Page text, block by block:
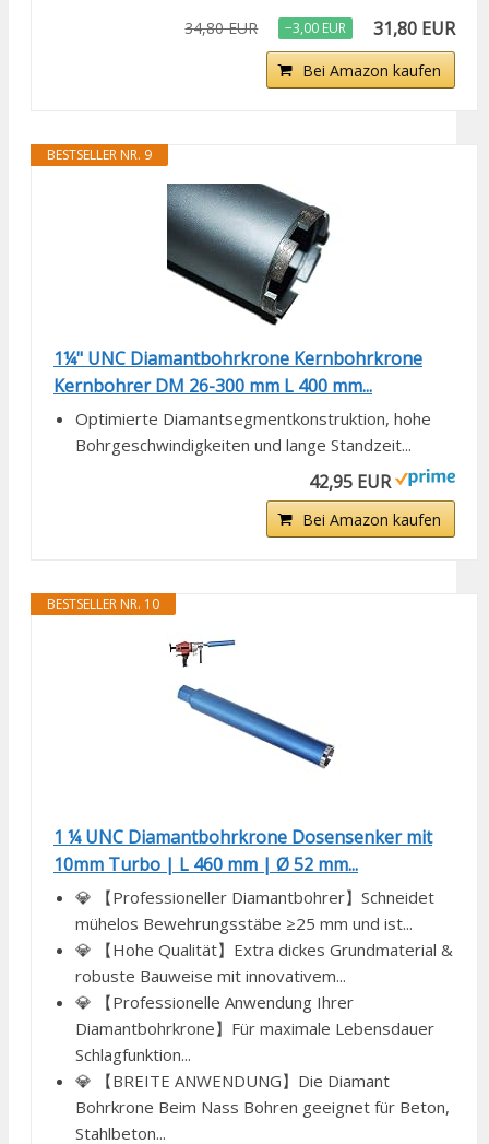
34,80 EUR −3,00 EUR 31,80 EUR
Bei Amazon kaufen
BESTSELLER NR. 9
1¼" UNC Diamantbohrkrone Kernbohrkrone
Kernbohrer DM 26-300 mm L 400 mm...
Optimierte Diamantsegmentkonstruktion, hohe
Bohrgeschwindigkeiten und lange Standzeit...
42,95 EUR
Bei Amazon kaufen
BESTSELLER NR. 10
1 ¼ UNC Diamantbohrkrone Dosensenker mit
10mm Turbo | L 460 mm | Ø 52 mm...
💎 【Professioneller Diamantbohrer】Schneidet
mühelos Bewehrungsstäbe ≥25 mm und ist...
💎 【Hohe Qualität】Extra dickes Grundmaterial &
robuste Bauweise mit innovativem...
💎 【Professionelle Anwendung Ihrer
Diamantbohrkrone】Für maximale Lebensdauer
Schlagfunktion...
💎 【BREITE ANWENDUNG】Die Diamant
Bohrkrone Beim Nass Bohren geeignet für Beton,
Stahlbeton...